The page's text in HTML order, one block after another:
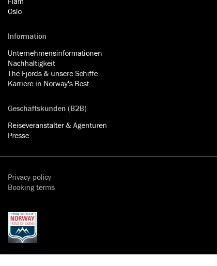
Oslo
Information
Unternehmensinformationen
Nachhaltigkeit
The Fjords & unsere Schiffe
Karriere in Norway's Best
Geschäftskunden (B2B)
Reiseveranstalter & Agenturen
Presse
Privacy policy
Booking terms